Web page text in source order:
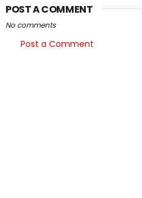
POST A COMMENT
No comments
Post a Comment